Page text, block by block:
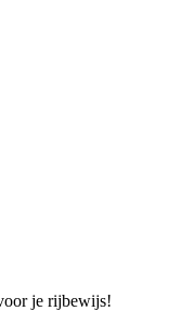
je rijbewijs!